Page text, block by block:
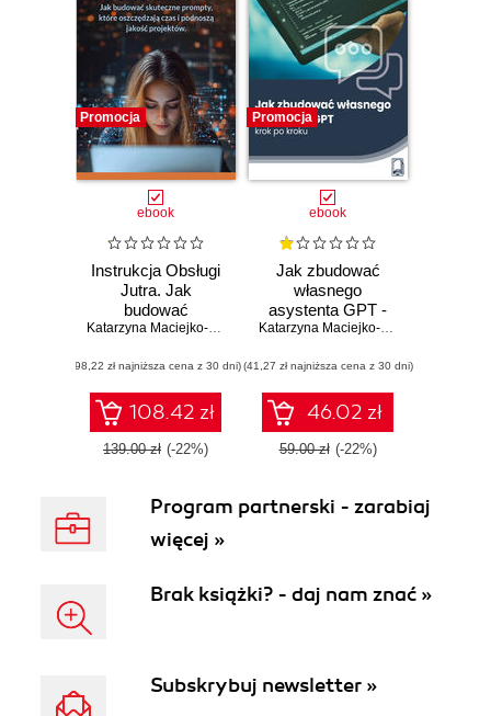
Promocja
ebook
Instrukcja Obsługi
Jutra. Jak
budować
skuteczne
oszczędzają czas i
podnoszą jakość
projektów
Katarzyna Maciejko-Zielińska
(98,22 zł najniższa cena z 30 dni)
108.42 zł
139.00 zł (-22%)
Promocja
ebook
Jak zbudować
własnego
asystenta GPT -
krok po kroku Katarzyna Maciejko-Zielińska
(41,27 zł najniższa cena z 30 dni)
46.02 zł
59.00 zł (-22%)
Program partnerski - zarabiaj
więcej »
Brak książki? - daj nam znać »
Subskrybuj newsletter »